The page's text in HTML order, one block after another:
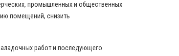
промышленных и общественных
помещений, снизить
работ и последующего